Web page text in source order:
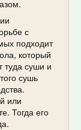
с
подходит
который
туда суши и
сушь
или
Тогда его